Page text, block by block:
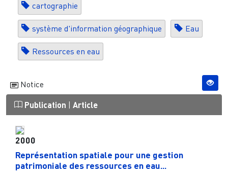
cartographie
système d'information géographique Eau
Ressources en eau
Notice
Publication | Article
2000
Représentation spatiale pour une gestion
patrimoniale des ressources en eau...